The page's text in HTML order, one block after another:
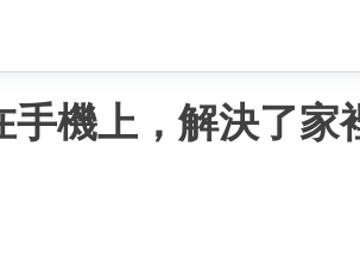
手機上，解決了